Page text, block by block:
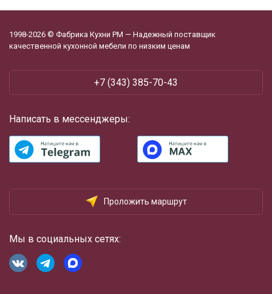
1998-2026 © Фабрика Кухни РМ — Надежный поставщик
качественной кухонной мебели по низким ценам
+7 (343) 385-70-43
Написать в мессенджеры:
Проложить маршрут
Мы в социальных сетях: